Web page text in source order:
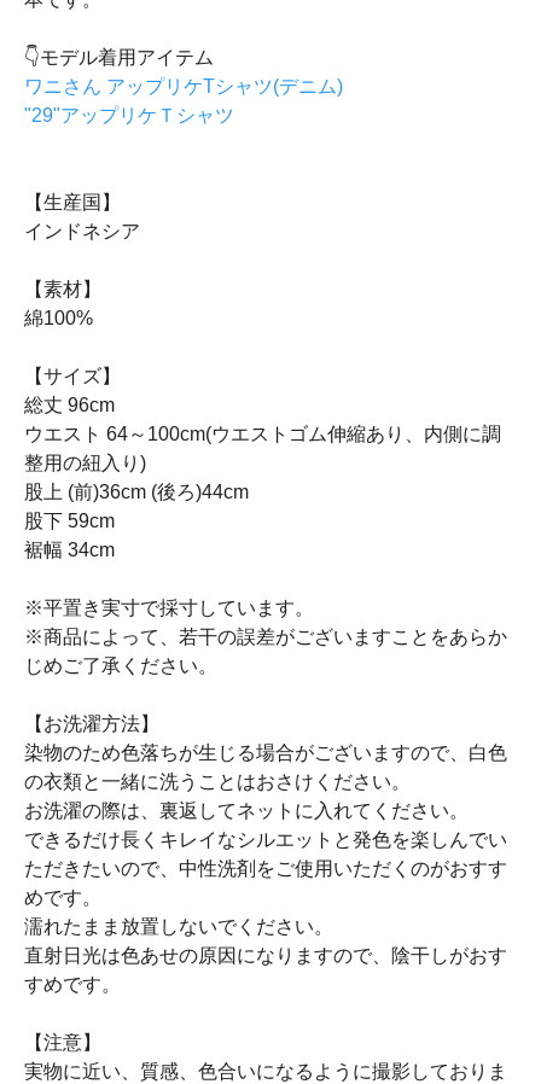
👇モデル着用アイテム
ワニさん アップリケTシャツ(デニム)
"29"アップリケＴシャツ
【生産国】
インドネシア
【素材】
綿100%
【サイズ】
総丈 96cm
ウエスト 64～100cm(ウエストゴム伸縮あり、内側に調
整用の紐入り)
股上 (前)36cm (後ろ)44cm
股下 59cm
裾幅 34cm
※平置き実寸で採寸しています。
※商品によって、若干の誤差がございますことをあらか
じめご了承ください。
【お洗濯方法】
染物のため色落ちが生じる場合がございますので、白色
の衣類と一緒に洗うことはおさけください。
お洗濯の際は、裏返してネットに入れてください。
できるだけ長くキレイなシルエットと発色を楽しんでい
ただきたいので、中性洗剤をご使用いただくのがおすす
めです。
濡れたまま放置しないでください。
直射日光は色あせの原因になりますので、陰干しがおす
すめです。
【注意】
実物に近い、質感、色合いになるように撮影しておりま